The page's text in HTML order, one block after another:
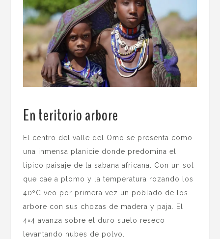
En teritorio arbore
El centro del valle del Omo se presenta como
una inmensa planicie donde predomina el
típico paisaje de la sabana africana. Con un sol
que cae a plomo y la temperatura rozando los
40ºC veo por primera vez un poblado de los
arbore con sus chozas de madera y paja. El
4×4 avanza sobre el duro suelo reseco
levantando nubes de polvo.